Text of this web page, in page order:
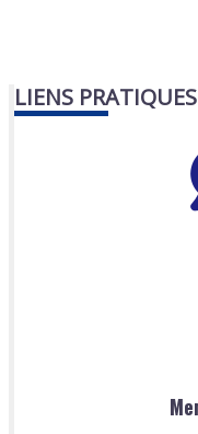
LIENS PRATIQUES